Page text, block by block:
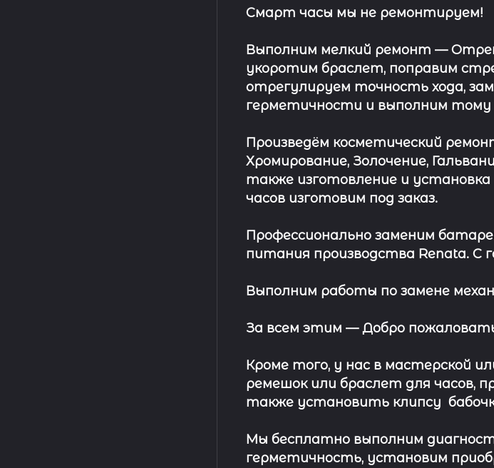
Смарт часы мы не ремонтируем!
Выполним мелкий ремонт —
укоротим браслет, поправим
отрегулируем точность хода,
герметичности и выполним
Произведём косметический
Хромирование, Золочение,
также изготовление и
часов изготовим под заказ.
Профессионально заменим
питания производства Renata. С
Выполним работы по замене
За всем этим —Добро
Кроме того, у нас в мастерской
ремешокилибраслет для часов,
также установить клипсу
Мы бесплатно выполним
герметичность, установим